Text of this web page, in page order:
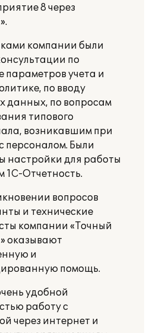
8 через
компании были
по
параметров учета и
по вводу
данных, по вопросам
типового
возникавшим при
персоналом. Были
настройки для работы
1С-Отчетность.
вопросов
и технические
компании «Точный
оказывают
и
помощь.
удобной
работу с
через интернет и